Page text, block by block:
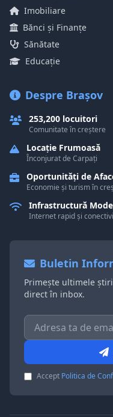
Imobiliare
Bănci și Finanțe
Sănătate
Educație
Despre Brașov
253,200 locuitori
Comunitate în creștere
Locație Frumoasă
Înconjurat de Carpați
Oportunități de
Economie și turism în
Infrastructură
Internet rapid și
Buletin
Primește ultimele
direct în inbox.
Accept Politica de